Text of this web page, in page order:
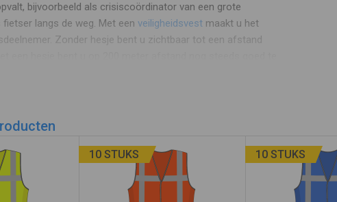
bijvoorbeeld als crisiscoördinator van een grote
langs de weg. Met een veiligheidsvestmaakt u het
Zonder hesje bent u zichtbaar tot een afstand
10 STUKS 10 STUKS